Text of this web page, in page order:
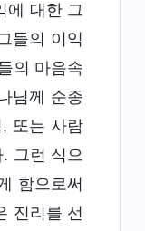
에 대한 그
들의 이익
의 마음속
님께 순종
또는 사람
그런 식으
함으로써
진리를 선